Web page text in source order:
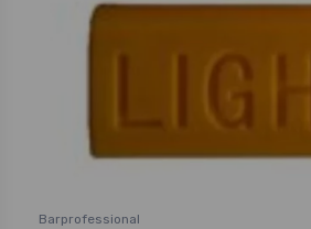
Barprofessional